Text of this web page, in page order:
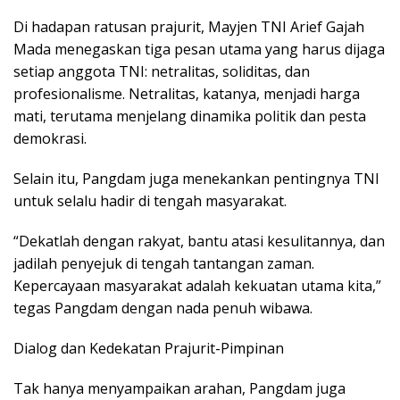
Di hadapan ratusan prajurit, Mayjen TNI Arief Gajah
Mada menegaskan tiga pesan utama yang harus dijaga
setiap anggota TNI: netralitas, soliditas, dan
profesionalisme. Netralitas, katanya, menjadi harga
mati, terutama menjelang dinamika politik dan pesta
demokrasi.
Selain itu, Pangdam juga menekankan pentingnya TNI
untuk selalu hadir di tengah masyarakat.
“Dekatlah dengan rakyat, bantu atasi kesulitannya, dan
jadilah penyejuk di tengah tantangan zaman.
Kepercayaan masyarakat adalah kekuatan utama kita,”
tegas Pangdam dengan nada penuh wibawa.
Dialog dan Kedekatan Prajurit-Pimpinan
Tak hanya menyampaikan arahan, Pangdam juga